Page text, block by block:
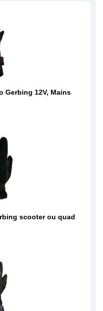
Gerbing 12V, Mains
scooter ou quad